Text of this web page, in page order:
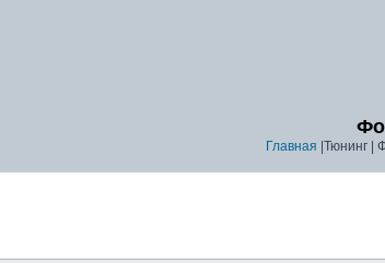
Главная |Тюнинг |